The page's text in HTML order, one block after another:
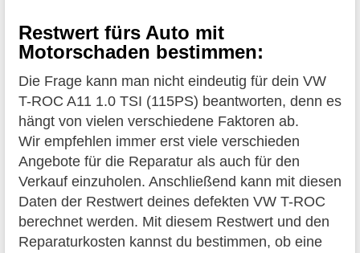
Restwert fürs Auto mit
Motorschaden bestimmen:
Die Frage kann man nicht eindeutig für dein VW
T-ROC A11 1.0 TSI (115PS) beantworten, denn es
hängt von vielen verschiedene Faktoren ab.
Wir empfehlen immer erst viele verschieden
Angebote für die Reparatur als auch für den
Verkauf einzuholen. Anschließend kann mit diesen
Daten der Restwert deines defekten VW T-ROC
berechnet werden. Mit diesem Restwert und den
Reparaturkosten kannst du bestimmen, ob eine